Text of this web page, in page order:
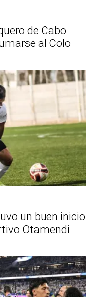
de Cabo
al Colo
un buen inicio
Otamendi